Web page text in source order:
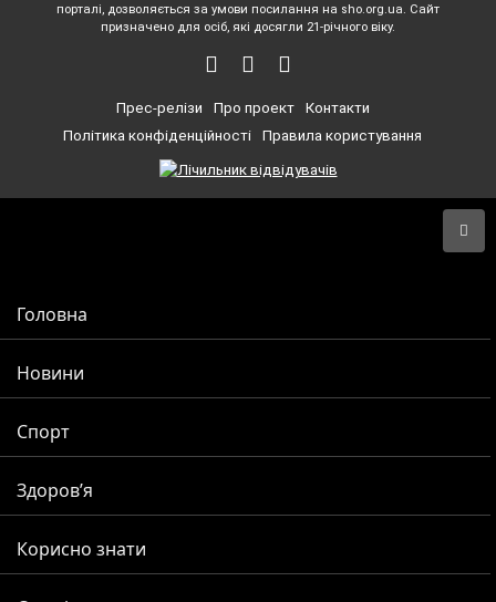
порталі, дозволяється за умови посилання на sho.org.ua. Сайт
призначено для осіб, які досягли 21-річного віку.
Прес-релізи Про проект
Контакти
Політика конфіденційності
Правила користування
Головна
Новини
Спорт
Здоров’я
Корисно знати